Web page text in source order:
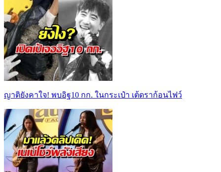
ญาติยังคาใจ! พบอิฐ10 กก. ในกระเป๋า เต้ดราก้อนไฟว์